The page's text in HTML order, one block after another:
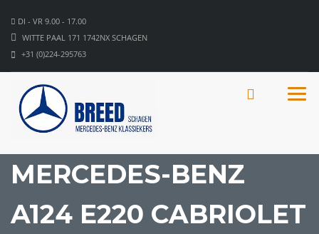
DI - VR 9.00 - 17.00
WITTE PAAL 171 1742NX SCHAGEN
+31 (0)224-295763
MERCEDES-BENZ
A124 E220 CABRIOLET